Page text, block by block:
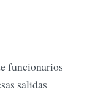
funcionarios
salidas